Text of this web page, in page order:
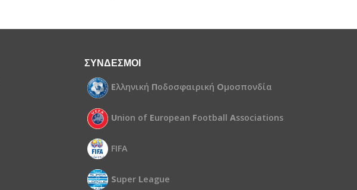
ΣΥΝΔΕΣΜΟΙ
Ελληνική Ποδοσφαιρική Ομοσπονδία
Union of European Football Associations
FIFA
Super League